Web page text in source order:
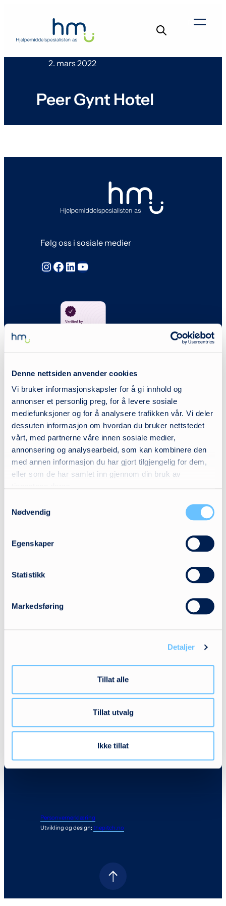
Denne nettsiden anvender cookies
Vi bruker informasjonskapsler for å gi innhold og
annonser et personlig preg, for å levere sosiale
mediefunksjoner og for å analysere trafikken vår. Vi deler
dessuten informasjon om hvordan du bruker nettstedet
vårt, med partnerne våre innen sosiale medier,
annonsering og analysearbeid, som kan kombinere den
med annen informasjon du har gjort tilgjengelig for dem,
eller som de har samlet inn gjennom din bruk av
Nødvendig
Egenskaper
Statistikk
Markedsføring
Detaljer
Tillat alle
Tillat utvalg
Ikke tillat
Menu
2. mars 2022
Peer Gynt Hotel
Følg oss i sosiale medier
InstagramFacebook LinkedIn YouTube
E-post
firmapost@hm-spes.no
Telefon
+47 66 81 60 70
1252 Oslo
Aktivitetshjelpemidler
Bilseter
Sitteenheter/understell
Stå- og ganghjelpemidler
Liggende posisjonering/seng
Tilbehør
Personvernerklæring
Utvikling og design: thepitch.no